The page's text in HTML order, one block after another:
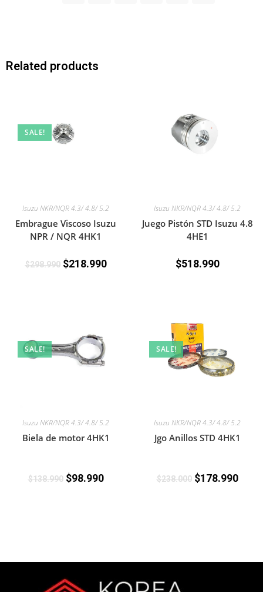
Related products
SALE!
Isuzu NKR/NQR 4.3/ 4.8/ 5.2
Embrague Viscoso Isuzu
NPR / NQR 4HK1
$298.990 $218.990
Isuzu NKR/NQR 4.3/ 4.8/ 5.2
Juego Pistón STD Isuzu 4.8
4HE1
$518.990
SALE!
Isuzu NKR/NQR 4.3/ 4.8/ 5.2
Biela de motor 4HK1
$138.990 $98.990
SALE!
Isuzu NKR/NQR 4.3/ 4.8/ 5.2
Jgo Anillos STD 4HK1
$238.000 $178.990